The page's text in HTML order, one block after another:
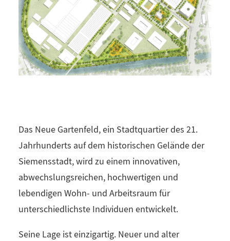
Das Neue Gartenfeld, ein Stadtquartier des 21.
Jahrhunderts auf dem historischen Gelände der
Siemensstadt, wird zu einem innovativen,
abwechslungsreichen, hochwertigen und
lebendigen Wohn- und Arbeitsraum für
unterschiedlichste Individuen entwickelt.
Seine Lage ist einzigartig. Neuer und alter